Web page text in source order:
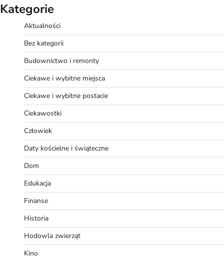
Kategorie
Aktualności
Bez kategorii
Budownictwo i remonty
Ciekawe i wybitne miejsca
Ciekawe i wybitne postacie
Ciekawostki
Człowiek
Daty kościelne i świąteczne
Dom
Edukacja
Finanse
Historia
Hodowla zwierząt
Kino